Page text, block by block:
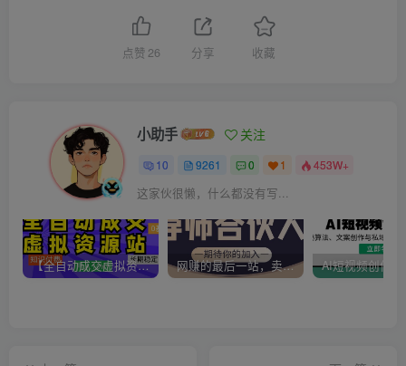
点赞 26 分享 收藏
小助手 关注
10 9261 0 1 453W+
这家伙很懒，什么都没有写...
【全自动成交虚拟资源站】站长唯一陪跑项目！月入10W+~长期稳定~ 网赚的最后一站，卖项目！做网赚顶级猎食者~